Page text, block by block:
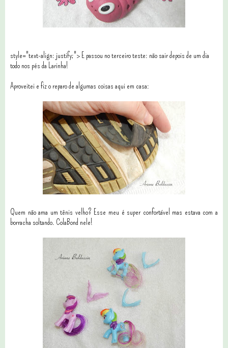
style="text-align: justify;"> E passou no terceiro teste: não sair depois de um dia
todo nos pés da Larinha!
Aproveitei e fiz o reparo de algumas coisas aqui em casa:
Quem não ama um tênis velho? Esse meu é super confortável mas estava com a
borracha soltando. ColaBond nele!